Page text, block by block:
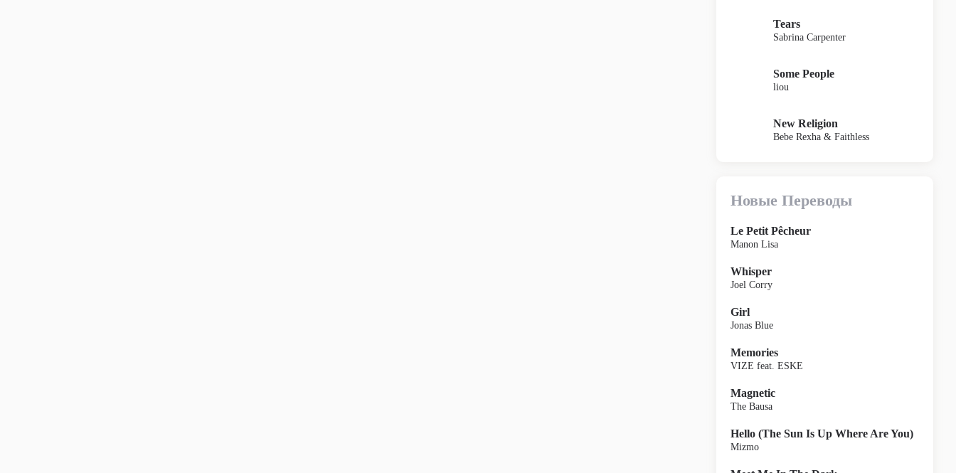
Tears
Sabrina Carpenter
Some People
liou
New Religion
Bebe Rexha & Faithless
Новые Переводы
Le Petit Pêcheur
Manon Lisa
Whisper
Joel Corry
Girl
Jonas Blue
Memories
VIZE feat. ESKE
Magnetic
The Bausa
Hello (The Sun Is Up Where Are You)
Mizmo